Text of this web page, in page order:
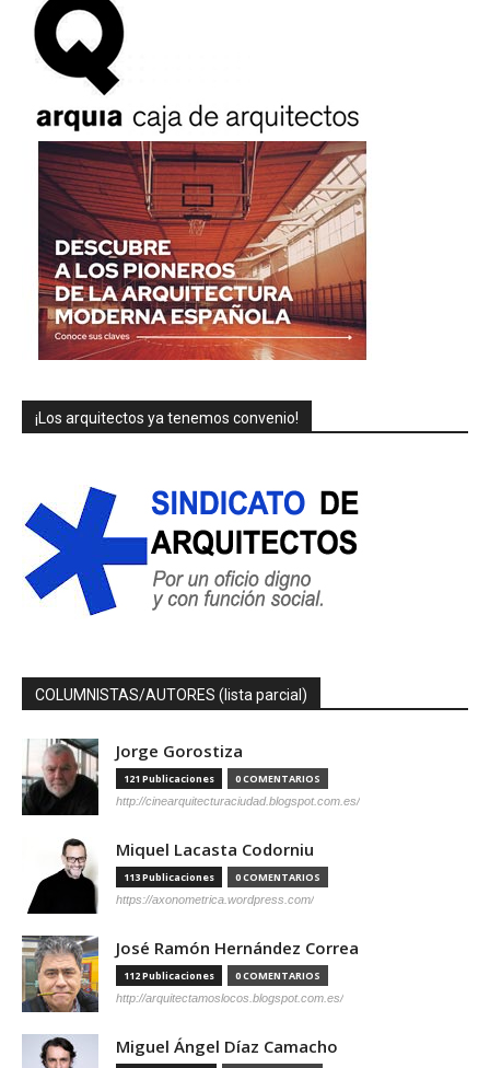
¡Los arquitectos ya tenemos convenio!
COLUMNISTAS/AUTORES (lista parcial)
Jorge Gorostiza
121 Publicaciones 0 COMENTARIOS
http://cinearquitecturaciudad.blogspot.com.es/
Miquel Lacasta Codorniu
113 Publicaciones 0 COMENTARIOS
https://axonometrica.wordpress.com/
José Ramón Hernández Correa
112 Publicaciones 0 COMENTARIOS
http://arquitectamoslocos.blogspot.com.es/
Miguel Ángel Díaz Camacho